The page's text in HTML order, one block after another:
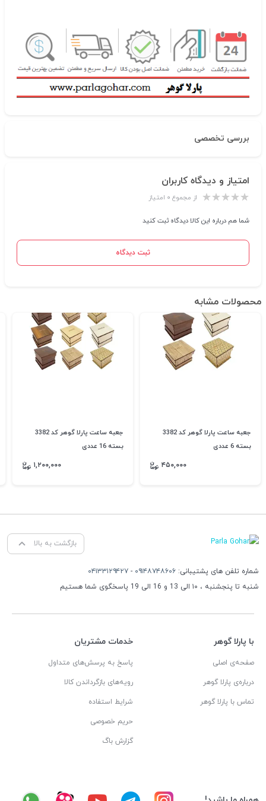
بررسی تخصصی
امتیاز و دیدگاه کاربران
از مجموع ۰ امتیاز
شما هم درباره این کالا دیدگاه ثبت کنید
ثبت دیدگاه
محصولات مشابه
جعبه ساعت پارلا گوهر کد 3382
بسته 6 عددی
۴۵۰,۰۰۰
جعبه ساعت پارلا گوهر کد 3382
بسته 16 عددی
۱,۲۰۰,۰۰۰
بازگشت به بالا
شماره تلفن های پشتیبانی: ۰۹۱۴۸۷۴۸۶۰۶ - ۰۴۱۳۳۱۲۹۴۲۷
شنبه تا پنجشنبه ، ۱۰ الی 13 و 16 الی 19 پاسخگوی شما هستیم
با پارلا گوهر
صفحه‌ی اصلی
درباره‌ی پارلا گوهر
تماس با پارلا گوهر
خدمات مشتریان
پاسخ به پرسش‌های متداول
رویه‌های بازگرداندن کالا
شرایط استفاده
حریم خصوصی
گزارش باگ